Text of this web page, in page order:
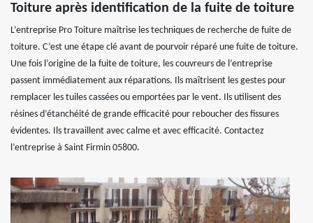
Toiture après identification de la fuite de toiture
L’entreprise Pro Toiture maîtrise les techniques de recherche de fuite de
toiture. C’est une étape clé avant de pourvoir réparé une fuite de toiture.
Une fois l’origine de la fuite de toiture, les couvreurs de l’entreprise
passent immédiatement aux réparations. Ils maîtrisent les gestes pour
remplacer les tuiles cassées ou emportées par le vent. Ils utilisent des
résines d’étanchéité de grande efficacité pour reboucher des fissures
évidentes. Ils travaillent avec calme et avec efficacité. Contactez
l’entreprise à Saint Firmin 05800.